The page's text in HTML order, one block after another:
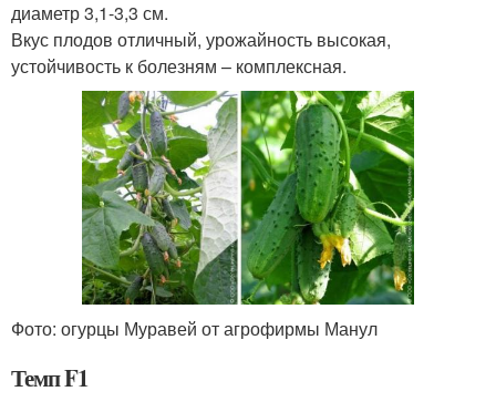
диаметр 3,1-3,3 см.
Вкус плодов отличный, урожайность высокая,
устойчивость к болезням – комплексная.
Фото: огурцы Муравей от агрофирмы Манул
Темп F1